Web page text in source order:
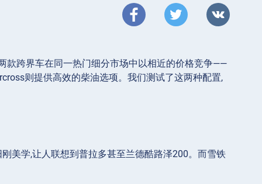
款跨界车在同一热门细分市场中以相近的价格竞争——
则提供高效的柴油选项。我们测试了这两种配置,
美学,让人联想到普拉多甚至兰德酷路泽200。而雪铁